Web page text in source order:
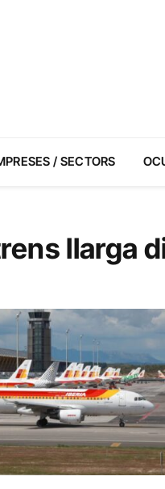
/ SECTORS
llarga